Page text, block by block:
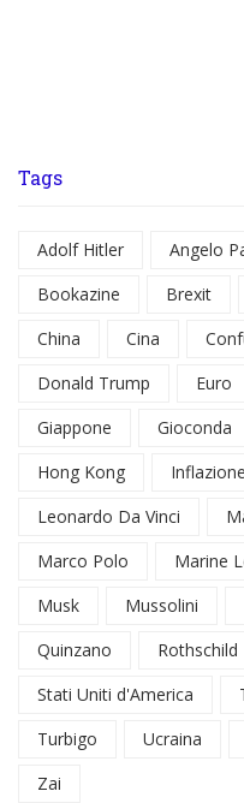
Tags
Adolf Hitler Angelo
Bookazine
Brexit
China
Cina
Donald Trump
Euro
Giappone
Gioconda
Hong Kong
Inflazione
Leonardo Da Vinci
Marco Polo
Marine
Musk
Mussolini
Quinzano
Rothschild
Stati Uniti d'America
Turbigo
Ucraina
Zai